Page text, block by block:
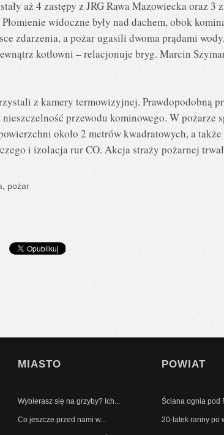
aż 4 zastępy z JRG Rawa Mazowiecka oraz 3
widoczne były nad dachem, obok
zdarzenia, a pożar ugasili dwoma prądami
kotłowni – relacjonuje bryg. Marcin
z kamery termowizyjnej. Prawdopodobną
przewodu kominowego. W pożarze
około 2 metrów kwadratowych, a
i izolacja rur CO. Akcja straży pożarnej
pożar
MIASTO
Wybierasz się na grzyby? Ich...
Co jeszcze przed nami w...
POWIAT
Ściana ognia pod
20-latek ranny po